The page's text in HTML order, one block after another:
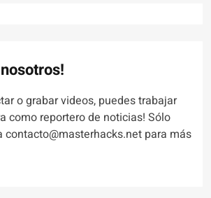
o grabar videos, puedes trabajar
como reportero de noticias! Sólo
contacto@masterhacks.net para más